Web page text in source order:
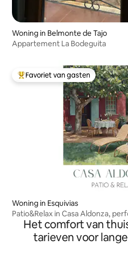
Woning in Belmonte de Tajo
Appartement La Bodeguita
Topfavoriet van gasten
Favoriet van gasten
Woning in Esquivias
Patio&Relax in Casa Aldonza,
Het comfort van
tarieven voor